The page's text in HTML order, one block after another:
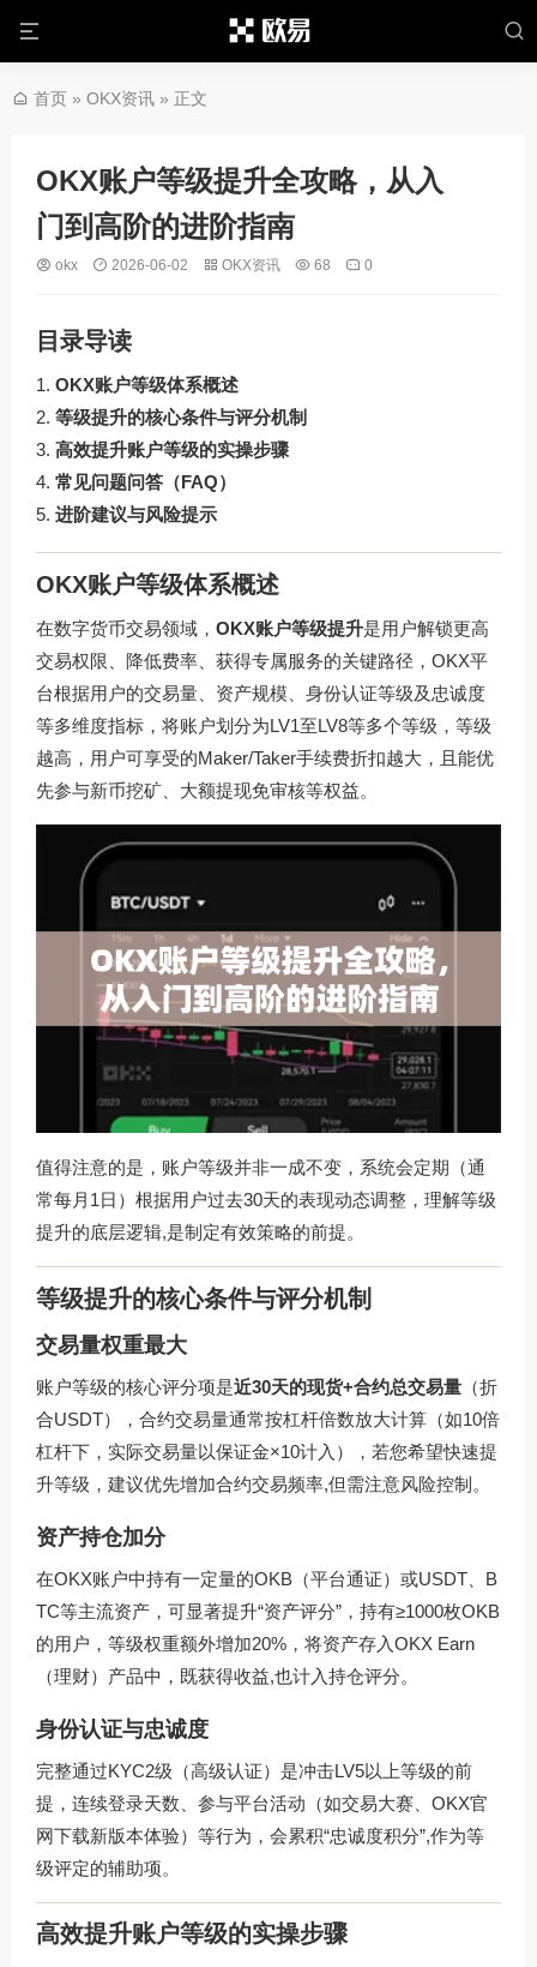
首页 » OKX资讯 » 正文
OKX账户等级提升全攻略，从入
门到高阶的进阶指南
okx 2026-06-02 OKX资讯 68 0
目录导读
OKX账户等级体系概述
等级提升的核心条件与评分机制
高效提升账户等级的实操步骤
常见问题问答（FAQ）
进阶建议与风险提示
OKX账户等级体系概述
在数字货币交易领域， OKX账户等级提升是用户解锁更高
交易权限、降低费率、获得专属服务的关键路径，OKX平
台根据用户的交易量、资产规模、身份认证等级及忠诚度
等多维度指标，将账户划分为LV1至LV8等多个等级，等级
越高，用户可享受的Maker/Taker手续费折扣越大，且能优
先参与新币挖矿、大额提现免审核等权益。
值得注意的是，账户等级并非一成不变，系统会定期（通
常每月1日）根据用户过去30天的表现动态调整，理解等级
提升的底层逻辑,是制定有效策略的前提。
等级提升的核心条件与评分机制
交易量权重最大
账户等级的核心评分项是近30天的现货+合约总交易量 （折
合USDT），合约交易量通常按杠杆倍数放大计算（如10倍
杠杆下，实际交易量以保证金×10计入），若您希望快速提
升等级，建议优先增加合约交易频率,但需注意风险控制。
资产持仓加分
在OKX账户中持有一定量的OKB（平台通证）或USDT、B
TC等主流资产，可显著提升“资产评分”，持有≥1000枚OKB
的用户，等级权重额外增加20%，将资产存入OKX Earn
（理财）产品中，既获得收益,也计入持仓评分。
身份认证与忠诚度
完整通过KYC2级（高级认证）是冲击LV5以上等级的前
提，连续登录天数、参与平台活动（如交易大赛、OKX官
网下载新版本体验）等行为，会累积“忠诚度积分”,作为等
级评定的辅助项。
高效提升账户等级的实操步骤